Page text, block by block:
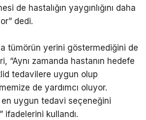
de hastalığın yaygınlığını daha
dedi.
tümörün yerini göstermediğini de
“Aynı zamanda hastanın hedefe
tedavilere uygun olup
de yardımcı oluyor.
uygun tedavi seçeneğini
ifadelerini kullandı.